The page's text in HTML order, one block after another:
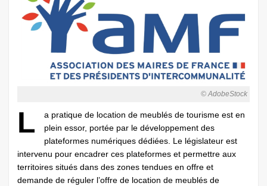
© AdobeStock
L
a pratique de location de meublés de tourisme est en
plein essor, portée par le développement des
plateformes numériques dédiées. Le législateur est
intervenu pour encadrer ces plateformes et permettre aux
territoires situés dans des zones tendues en offre et
demande de réguler l’offre de location de meublés de